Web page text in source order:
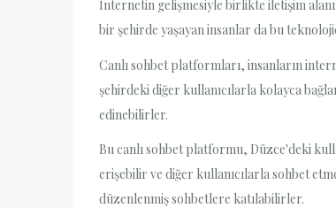
İnternetin gelişmesiyle birlikte iletişim
bir şehirde yaşayan insanlar da bu
Canlı sohbet platformları, insanların
şehirdeki diğer kullanıcılarla kolayca
edinebilirler.
Bu canlı sohbet platformu, Düzce'deki
erişebilir ve diğer kullanıcılarla sohbet
düzenlenmiş sohbetlere katılabilirler.